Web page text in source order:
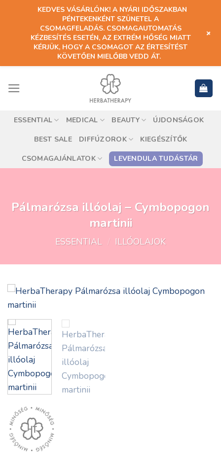
ESSENTIAL MEDICAL BEAUTY ÚJDONSÁGOK
BEST SALE DIFFÚZOROK KIEGÉSZÍTŐK
CSOMAGAJÁNLATOK LEVENDULA TUDÁSTÁR
Pálmarózsa illóolaj – Cymbopogon
martinii
ESSENTIAL / ILLÓOLAJOK
KEDVES VÁSÁRLÓNK! A NYÁRI IDŐSZAKBAN
PÉNTEKENKÉNT SZÜNETEL A
CSOMAGFELADÁS. CSOMAGAUTOMATÁS
KÉZBESÍTÉS ESETÉN, AZ EXTRÉM HŐSÉG MIATT
KÉRJÜK, HOGY A CSOMAGOT AZ ÉRTESÍTÉST
KÖVETŐEN MIELŐBB VEDD ÁT.
+